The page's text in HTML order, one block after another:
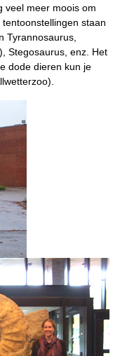
veel meer moois om
staan
Tyrannosaurus,
Stegosaurus, enz. Het
dode dieren kun je